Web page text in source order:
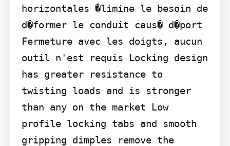
horizontales �limine le besoin de
d�former le conduit caus� d�port
Fermeture avec les doigts, aucun
outil n'est requis Locking design
has greater resistance to
twisting loads and is stronger
than any on the market Low
profile locking tabs and smooth
gripping dimples remove the